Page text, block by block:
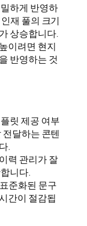
하게 반영하
재 풀의 크기
상승합니다.
이려면 현지
반영하는 것
릿 제공 여부
달하는 콘텐
.
력 관리가 잘
니다.
준화된 문구
간이 절감됩